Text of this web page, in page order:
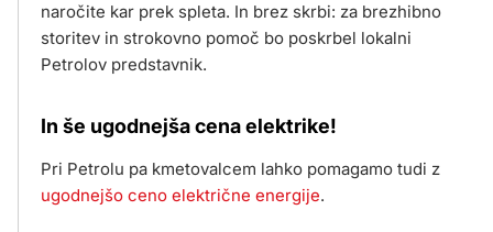
naročite kar prek spleta. In brez skrbi: za brezhibno
storitev in strokovno pomoč bo poskrbel lokalni
Petrolov predstavnik.
In še ugodnejša cena elektrike!
Pri Petrolu pa kmetovalcem lahko pomagamo tudi z
ugodnejšo ceno električne energije.